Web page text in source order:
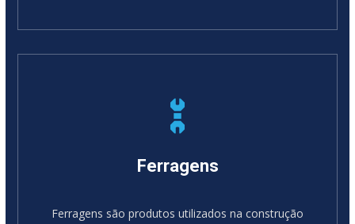
Ferragens
Ferragens são produtos utilizados na construção